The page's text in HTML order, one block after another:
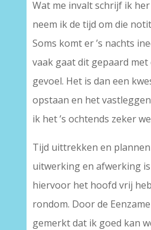
Wat me invalt schrijf ik
neem ik de tijd om die
Soms komt er ’s nachts
vaak gaat dit gepaard met
gevoel. Het is dan een
opstaan en het
ik het ’s ochtends zeker
Tijd uittrekken en
uitwerking en afwerking
hiervoor het hoofd vrij
rondom. Door de
gemerkt dat ik goed kan